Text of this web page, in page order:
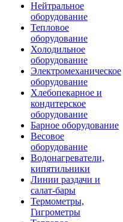
Нейтральное
оборудование
Тепловое
оборудование
Холодильное
оборудование
Электромеханическое
оборудование
Хлебопекарное и
кондитерское
оборудование
Барное оборудование
Весовое
оборудование
Водонагреватели,
кипятильники
Линии раздачи и
салат-бары
Термометры,
Гигрометры